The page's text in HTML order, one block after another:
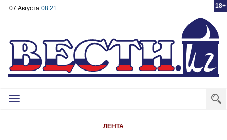
18+
07 Августа 08:21
Toggle
ЛЕНТА